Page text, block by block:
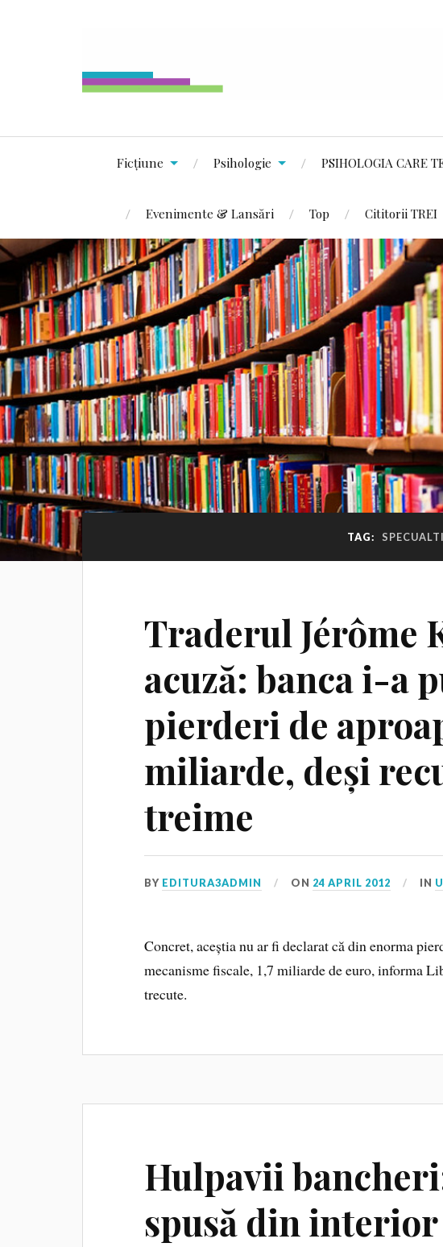
Ficțiune Psihologie PSIHOLOGIA CARE
Evenimente & Lansări Top Cititorii TREI
TAG:
Traderul Jérôme
acuză: banca i-a
pierderi de
miliarde, deși
treime
BY EDITURA3ADMIN ON 24 APRIL 2012 IN
Concret, aceștia nu ar fi declarat că din enorma
mecanisme fiscale, 1,7 miliarde de euro, informa
trecute.
Hulpavii
spusă din interior